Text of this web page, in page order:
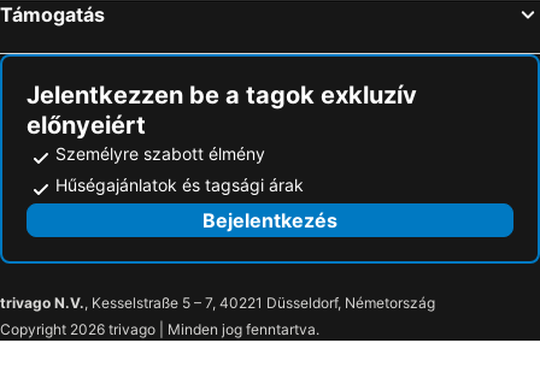
Támogatás
Jelentkezzen be a tagok exkluzív
előnyeiért
Személyre szabott élmény
Hűségajánlatok és tagsági árak
Bejelentkezés
trivago N.V., Kesselstraße 5 – 7, 40221 Düsseldorf, Németország
Copyright 2026 trivago | Minden jog fenntartva.